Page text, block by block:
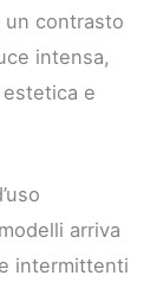
un contrasto
intensa,
e
arriva
intermittenti